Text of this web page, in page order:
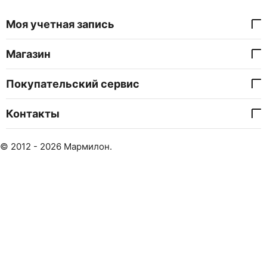
Моя учетная запись
Магазин
Покупательский сервис
Контакты
© 2012 - 2026 Мармилон.